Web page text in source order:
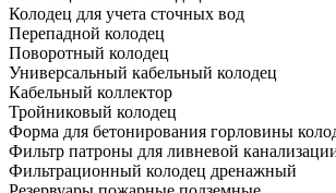
Колодец для учета сточных вод
Перепадной колодец
Поворотный колодец
Универсальный кабельный колодец
Кабельный коллектор
Тройниковый колодец
Форма для бетонирования горловины
Фильтр патроны для ливневой
Фильтрационный колодец дренажный